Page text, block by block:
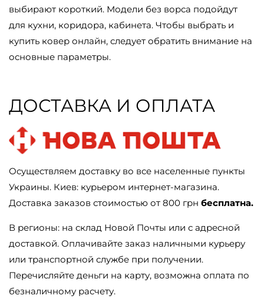
выбирают короткий. Модели без ворса подойдут
для кухни, коридора, кабинета. Чтобы выбрать и
купить ковер онлайн, следует обратить внимание на
основные параметры.
ДОСТАВКА И ОПЛАТА
Осуществляем доставку во все населенные пункты
Украины. Киев: курьером интернет-магазина.
Доставка заказов стоимостью от 800 грн бесплатна.
В регионы: на склад Новой Почты или с адресной
доставкой. Оплачивайте заказ наличными курьеру
или транспортной службе при получении.
Перечисляйте деньги на карту, возможна оплата по
безналичному расчету.